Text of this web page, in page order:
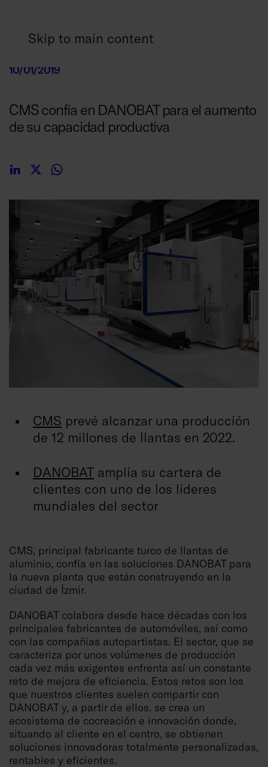
Skip to main content
10/01/2019
CMS confía en DANOBAT para el aumento
de su capacidad productiva
CMS prevé alcanzar una producción
de 12 millones de llantas en 2022.
DANOBAT amplía su cartera de
clientes con uno de los líderes
mundiales del sector
CMS, principal fabricante turco de llantas de
aluminio, confía en las soluciones DANOBAT para
la nueva planta que están construyendo en la
ciudad de İzmir.
DANOBAT colabora desde hace décadas con los
principales fabricantes de automóviles, así como
con las compañías autopartistas. El sector, que se
caracteriza por unos volúmenes de producción
cada vez más exigentes enfrenta así un constante
reto de mejora de eficiencia. Estos retos son los
que nuestros clientes suelen compartir con
DANOBAT y, a partir de ellos, se crea un
ecosistema de cocreación e innovación donde,
situando al cliente en el centro, se obtienen
soluciones innovadoras totalmente personalizadas,
rentables y eficientes.